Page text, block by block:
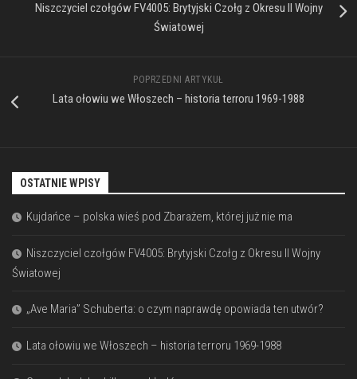
Niszczyciel czołgów FV4005: Brytyjski Czołg z Okresu II Wojny
Światowej
POPRZEDNI ARTYKUŁ
Lata ołowiu we Włoszech – historia terroru 1969-1988
OSTATNIE WPISY
Kujdańce – polska wieś pod Zbarażem, której już nie ma
Niszczyciel czołgów FV4005: Brytyjski Czołg z Okresu II Wojny
Światowej
„Ave Maria” Schuberta: o czym naprawdę opowiada ten utwór?
Lata ołowiu we Włoszech – historia terroru 1969-1988